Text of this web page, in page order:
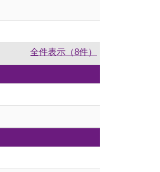
全件表示（8件）